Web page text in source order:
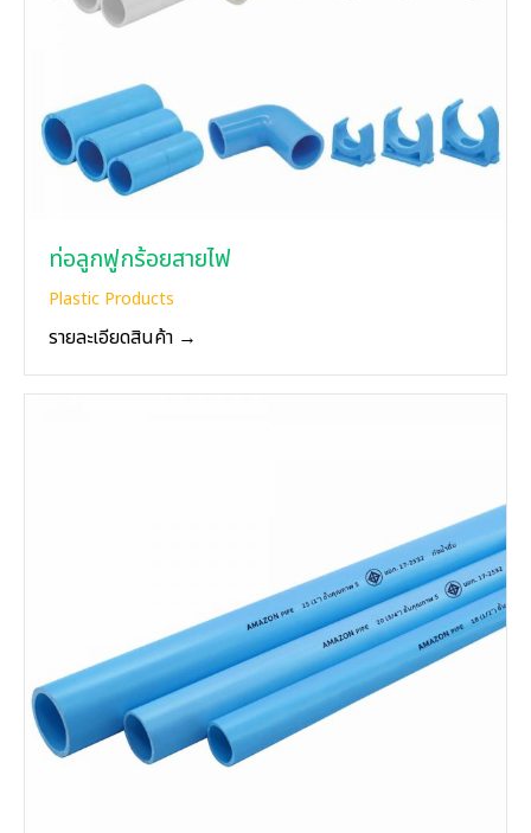
ท่อลูกฟูกร้อยสายไฟ
Plastic Products
รายละเอียดสินค้า →